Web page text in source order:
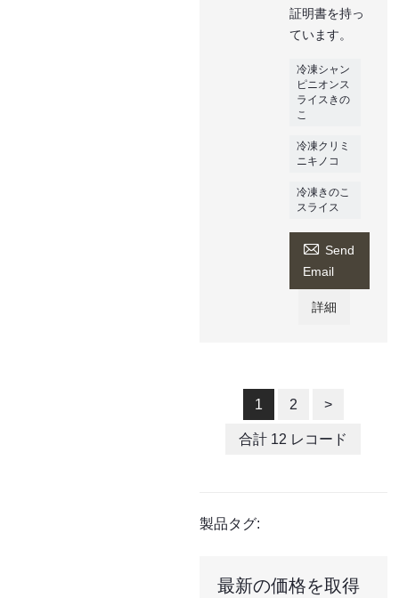
証明書を持っ
ています。
冷凍シャン
ピニオンス
ライスきの
こ
冷凍クリミ
ニキノコ
冷凍きのこ
スライス
 Send
Email
詳細
1 2 >
合計 12 レコード
製品タグ:
最新の価格を取得